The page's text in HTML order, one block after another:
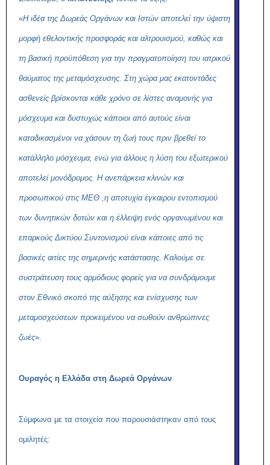
«Η ιδέα της Δωρεάς Οργάνων και Ιστών αποτελεί την ύψιστη
μορφή εθελοντικής προσφοράς και αλτρουισμού, καθώς και
τη βασική προϋπόθεση για την πραγματοποίηση του ιατρικού
θαύματος της μεταμόσχευσης. Στη χώρα μας εκατοντάδες
ασθενείς βρίσκονται κάθε χρόνο σε λίστες αναμονής για
μόσχευμα και δυστυχώς κάποιοι από αυτούς είναι
καταδικασμένοι να χάσουν τη ζωή τους πριν βρεθεί το
κατάλληλο μόσχευμα, ενώ για άλλους η λύση του εξωτερικού
αποτελεί μονόδρομος. Η ανεπάρκεια κλινών και
προσωπικού στις ΜΕΘ ,η αποτυχία έγκαιρου εντοπισμού
των δυνητικών δοτών και η έλλειψη ενός οργανωμένου και
επαρκούς Δικτύου Συντονισμού είναι κάποιες από τις
βασικές αιτίες της σημερινής κατάστασης. Καλούμε σε
συστράτευση τους αρμόδιους φορείς για να συνδράμουμε
στον Εθνικό σκοπό της αύξησης και ενίσχυσης των
μεταμοσχεύσεων προκειμένου να σωθούν ανθρώπινες
ζωές».
Ουραγός η Ελλάδα στη Δωρεά Οργάνων
Σύμφωνα με τα στοιχεία που παρουσιάστηκαν από τους
ομιλητές: